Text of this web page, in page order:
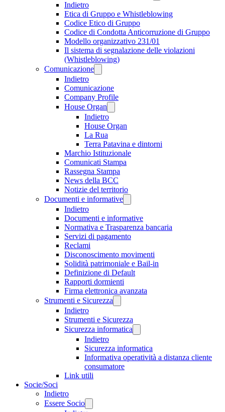
Indietro
Etica di Gruppo e Whistleblowing
Codice Etico di Gruppo
Codice di Condotta Anticorruzione di Gruppo
Modello organizzativo 231/01
Il sistema di segnalazione delle violazioni
(Whistleblowing)
Comunicazione
Indietro
Comunicazione
Company Profile
House Organ
Indietro
House Organ
La Rua
Terra Patavina e dintorni
Marchio Istituzionale
Comunicati Stampa
Rassegna Stampa
News della BCC
Notizie del territorio
Documenti e informative
Indietro
Documenti e informative
Normativa e Trasparenza bancaria
Servizi di pagamento
Reclami
Disconoscimento movimenti
Solidità patrimoniale e Bail-in
Definizione di Default
Rapporti dormienti
Firma elettronica avanzata
Strumenti e Sicurezza
Indietro
Strumenti e Sicurezza
Sicurezza informatica
Indietro
Sicurezza informatica
Informativa operatività a distanza cliente
consumatore
Link utili
Socie/Soci
Indietro
Essere Socio